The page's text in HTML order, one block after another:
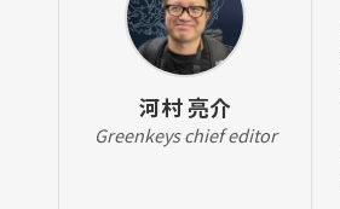
河村 亮介
Greenkeys chief editor